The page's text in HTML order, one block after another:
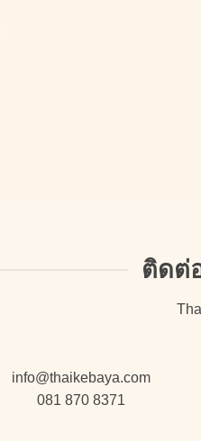
ติดต่
info@thaikebaya.com
081 870 8371